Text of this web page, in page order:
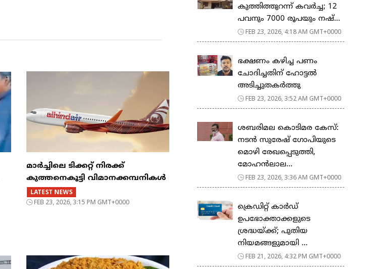
മാർച്ചിലെ ടിക്കറ്റ് നിരക്ക്
കുത്തനെകൂട്ടി വിമാനക്കമ്പനികൾ
LATEST NEWS
FEB 23, 2026, 3:15 PM GMT+0000
കുത്തിത്തുറന്ന് കവർച്ച; 12
പവനും 7000 രൂപയും നഷ്...
FEB 23, 2026, 4:18 AM GMT+0000
ഭക്ഷണം കഴിച്ച പണം
ചോദിച്ചതിന് ഹോട്ടൽ
അടിച്ചുതകർത്തു
FEB 23, 2026, 3:52 AM GMT+0000
ശബരിമല കൊടിമര കേസ്:
നടൻ സുരേഷ് ഗോപിയുടെ
മൊഴി രേഖപ്പെടുത്തി,
മോഹൻലാല...
FEB 23, 2026, 3:36 AM GMT+0000
ക്രെഡിറ്റ് കാർഡ്
ഉപഭോക്താക്കളുടെ
ശ്രദ്ധയ്ക്ക്; പുതിയ
നിയമങ്ങളുമായി ...
FEB 21, 2026, 4:32 PM GMT+0000